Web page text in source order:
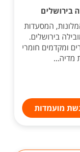
בירושלים
המסעדות
בירושלים.
ומקדמים חומרי
מדיה...
מועמדות